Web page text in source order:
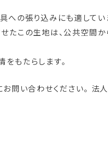
の張り込みにも適してい
たこの生地は、公共空間
もたらします。
問い合わせください。 法